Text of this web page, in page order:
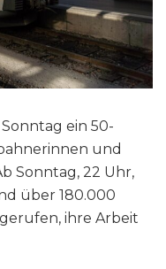
ein 50-
und
Sonntag, 22 Uhr,
über 180.000
ihre Arbeit